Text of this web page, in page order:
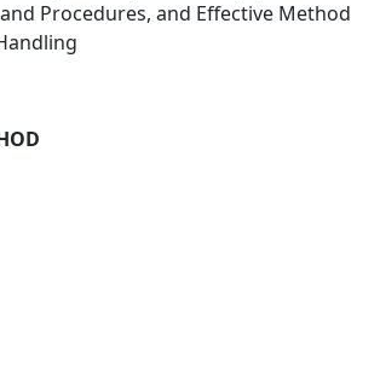
Procedures, and Effective Method